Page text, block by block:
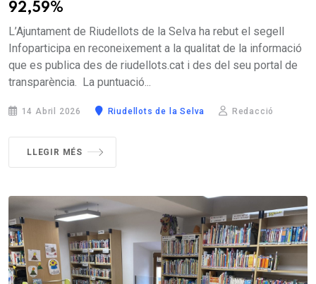
92,59%
L’Ajuntament de Riudellots de la Selva ha rebut el segell
Infoparticipa en reconeixement a la qualitat de la informació
que es publica des de riudellots.cat i des del seu portal de
transparència. La puntuació...
14 Abril 2026 Riudellots de la Selva Redacció
LLEGIR MÉS